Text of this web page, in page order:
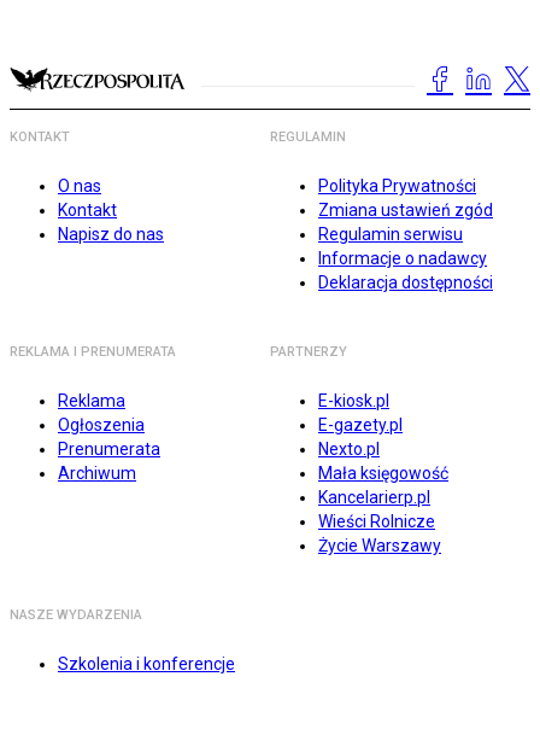
KONTAKT
O nas
Kontakt
Napisz do nas
REGULAMIN
Polityka Prywatności
Zmiana ustawień zgód
Regulamin serwisu
Informacje o nadawcy
Deklaracja dostępności
REKLAMA I PRENUMERATA
Reklama
Ogłoszenia
Prenumerata
Archiwum
PARTNERZY
E-kiosk.pl
E-gazety.pl
Nexto.pl
Mała księgowość
Kancelarierp.pl
Wieści Rolnicze
Życie Warszawy
NASZE WYDARZENIA
Szkolenia i konferencje